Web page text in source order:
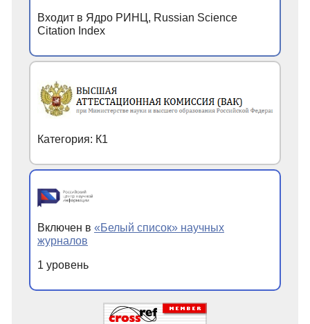
Входит в Ядро РИНЦ, Russian Science
Citation Index
Категория: К1
Включен в «Белый список» научных
журналов
1 уровень